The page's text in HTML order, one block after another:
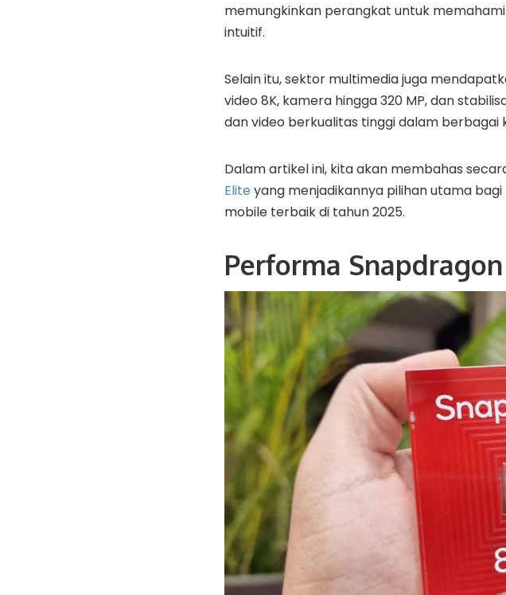
memungkinkan perangkat untuk
intuitif.
Selain itu, sektor multimedia juga
video 8K, kamera hingga 320 MP, dan
dan video berkualitas tinggi dalam berbagai
Dalam artikel ini, kita akan membahas
Elite yang menjadikannya pilihan utama
mobile terbaik di tahun 2025.
Performa